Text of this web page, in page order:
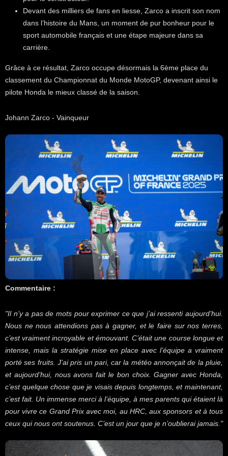
Devant des milliers de fans en liesse, Zarco a inscrit son nom
dans l’histoire du Mans, un moment de pur bonheur pour le
sport automobile français et une étape majeure dans sa
carrière.
Grâce à ce résultat, Zarco occupe désormais la 6ème place du
classement du Championnat du Monde MotoGP, devenant ainsi le
pilote Honda le mieux classé de la saison.
Johann Zarco - Vainqueur
Commentaire :
"Il n’y a pas de mots pour exprimer ce que j’ai ressenti aujourd’hui.
Nous ne nous attendions pas à gagner, et le faire sur nos terres,
c’est vraiment incroyable et émouvant. C’était une course longue et
intense, mais la stratégie mise en place avec l’équipe a vraiment
porté ses fruits. J’ai pris un pari, car la météo annonçait de la pluie,
et aujourd’hui, nous avons fait le bon choix. Gagner avec Honda,
c’est quelque chose que je visais depuis longtemps, et maintenant,
c’est fait. Un immense merci à l’équipe, à mes parents qui étaient là
pour vivre ce Grand Prix avec moi, au HRC, aux sponsors et à tous
ceux qui nous ont soutenus. C’est un jour que je n’oublierai jamais."